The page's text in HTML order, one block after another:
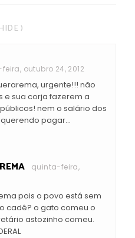
)
outubro 24, 2012
urgente!!! não
e sua corja fazerem a
nem o salário dos
pagar...
quinta-feira,
pois o povo está sem
cadê? o gato comeu o
astozinho comeu.